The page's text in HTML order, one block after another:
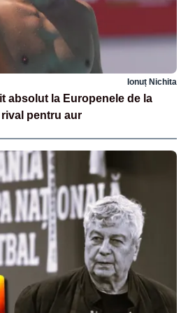
Ionuț Nichita
absolut la Europenele de la
pentru aur